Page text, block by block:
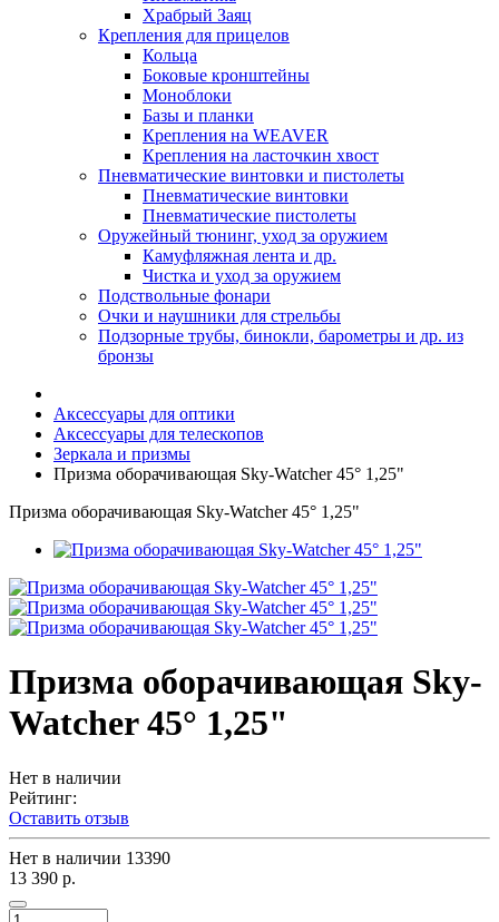
Храбрый Заяц
Крепления для прицелов
Кольца
Боковые кронштейны
Моноблоки
Базы и планки
Крепления на WEAVER
Крепления на ласточкин хвост
Пневматические винтовки и пистолеты
Пневматические винтовки
Пневматические пистолеты
Оружейный тюнинг, уход за оружием
Камуфляжная лента и др.
Чистка и уход за оружием
Подствольные фонари
Очки и наушники для стрельбы
Подзорные трубы, бинокли, барометры и др. из
бронзы
Аксессуары для оптики
Аксессуары для телескопов
Зеркала и призмы
Призма оборачивающая Sky-Watcher 45° 1,25"
Призма оборачивающая Sky-Watcher 45° 1,25"
Призма оборачивающая Sky-
Watcher 45° 1,25"
Нет в наличии
Рейтинг:
Оставить отзыв
Нет в наличии 13390
13 390 р.